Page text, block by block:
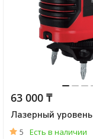
63 000 ₸
Лазерный уровень
5 Есть в наличии